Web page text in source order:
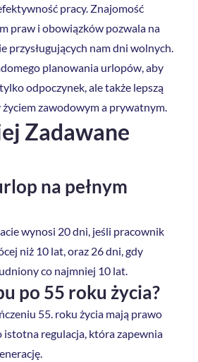
pracy. Znajomość
praw i obowiązków pozwala na
przysługujących nam dni wolnych.
planowania urlopów, aby
odpoczynek, ale także lepszą
zawodowym a prywatnym.
Zadawane
na pełnym
wynosi 20 dni, jeśli pracownik
niż 10 lat, oraz 26 dni, gdy
co najmniej 10 lat.
po 55 roku życia?
55. roku życia mają prawo
istotna regulacja, która zapewnia